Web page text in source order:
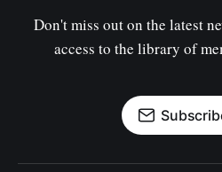
Don't miss out on the latest
access to the library of